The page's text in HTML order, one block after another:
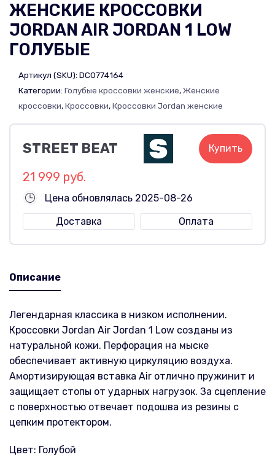
ЖЕНСКИЕ КРОССОВКИ
JORDAN AIR JORDAN 1 LOW
ГОЛУБЫЕ
Артикул (SKU): DC0774164
Категории: Голубые кроссовки женские,Женские
кроссовки,Кроссовки,Кроссовки Jordan женские
STREET BEAT Купить
21 999 руб.
Цена обновлялась 2025-08-26
Доставка
Оплата
Описание
Легендарная классика в низком исполнении.
Кроссовки Jordan Air Jordan 1 Low созданы из
натуральной кожи. Перфорация на мыске
обеспечивает активную циркуляцию воздуха.
Амортизирующая вставка Air отлично пружинит и
защищает стопы от ударных нагрузок. За сцепление
с поверхностью отвечает подошва из резины с
цепким протектором.
Цвет: Голубой